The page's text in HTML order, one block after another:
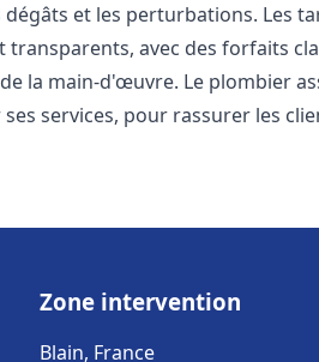
dégâts et les perturbations. Les
transparents, avec des forfaits
la main-d'œuvre. Le plombier
services, pour rassurer les
Zone intervention
Blain, France